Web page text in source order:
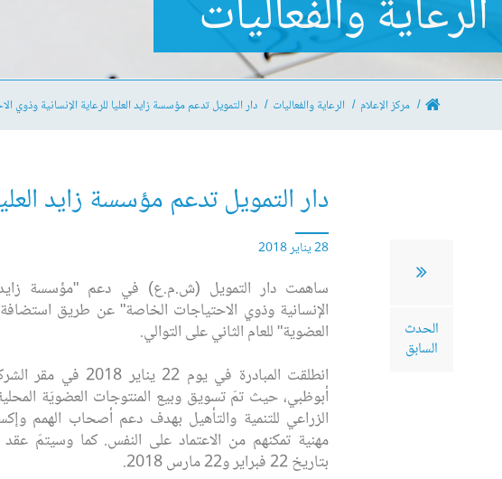
الرعاية والفعاليات
مركز الإعلام الرعاية والفعاليات دار التمويل تدعم مؤسسة زايد العليا للرعاية الإنسانية وذوي
الحدث
السابق
دار التمويل تدعم مؤسسة زايد
28 يناير 2018
ساهمت دار التمويل (ش.م.ع) في دعم "مؤسسة زايد
الإنسانية وذوي الاحتياجات الخاصة" عن طريق
العضوية" للعام الثاني على التوالي.
انطلقت المبادرة في يوم 22
أبوظبي، حيث تمّ تسويق وبيع المنتوجات العضويّة
الزراعي للتنمية والتأهيل بهدف دعم أصحاب الهمم
مهنية تمكنهم من الاعتماد على النفس. كما وسيتمّ عقد
بتاريخ 22 فبراير و22 مارس 2018.